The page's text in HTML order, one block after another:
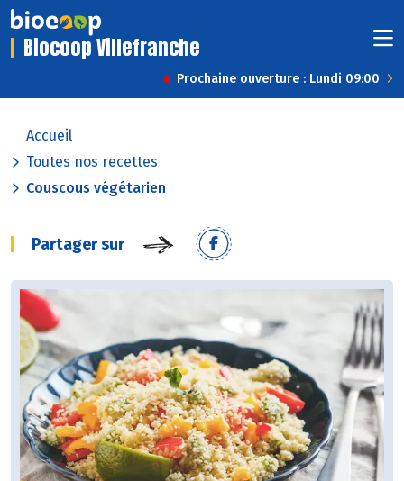
Biocoop Villefranche
Prochaine ouverture : Lundi 09:00
Accueil
Toutes nos recettes
Couscous végétarien
Partager sur